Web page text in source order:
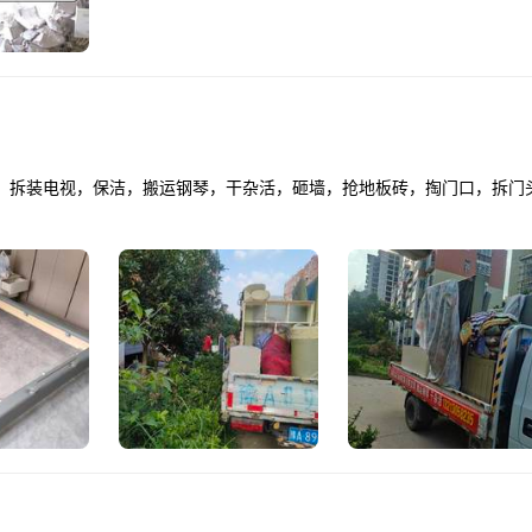
装电视，保洁，搬运钢琴，干杂活，砸墙，抢地板砖，掏门口，拆门